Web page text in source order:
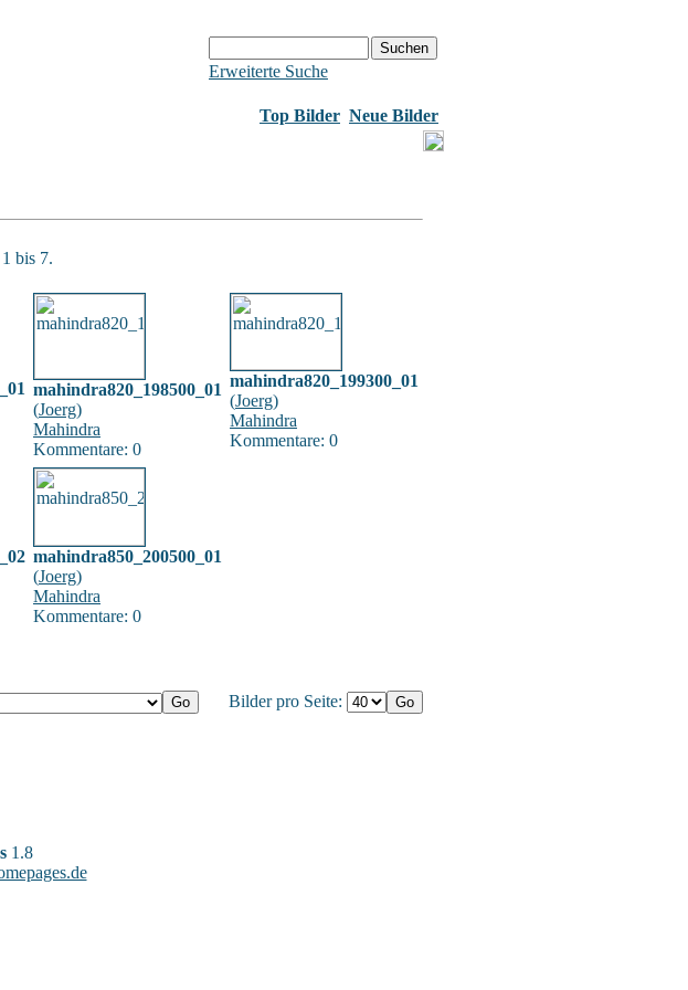
Erweiterte Suche
Top Bilder Neue Bilder
bis 7.
mahindra820_198500_01
(Joerg)
Mahindra
Kommentare: 0
mahindra820_199300_01
(Joerg)
Mahindra
Kommentare: 0
mahindra850_200500_01
(Joerg)
Mahindra
Kommentare: 0
Bilder pro Seite:
1.8